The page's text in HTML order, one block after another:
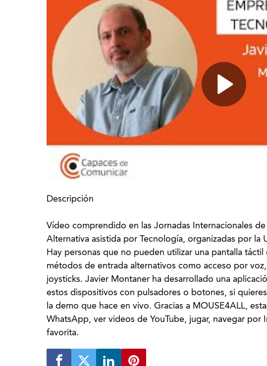
Descripción
Vídeo comprendido en las Jornadas Internacionales
Alternativa asistida por Tecnología, organizadas por la
Hay personas que no pueden utilizar una pantalla
métodos de entrada alternativos como acceso por
joysticks. Javier Montaner ha desarrollado una
estos dispositivos con pulsadores o botones, si
la demo que hace en vivo. Gracias a MOUSE4ALL,
WhatsApp, ver videos de YouTube, jugar, navegar por
favorita.